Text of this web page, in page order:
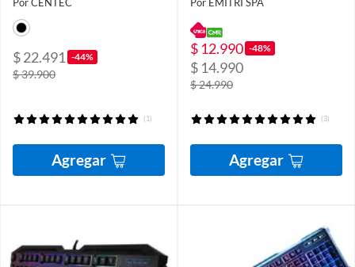
$ 22.491 -44%
$ 39.900
(1)
Agregar
$ 12.990 -48%
$ 14.990
$ 24.990
(3)
Agregar